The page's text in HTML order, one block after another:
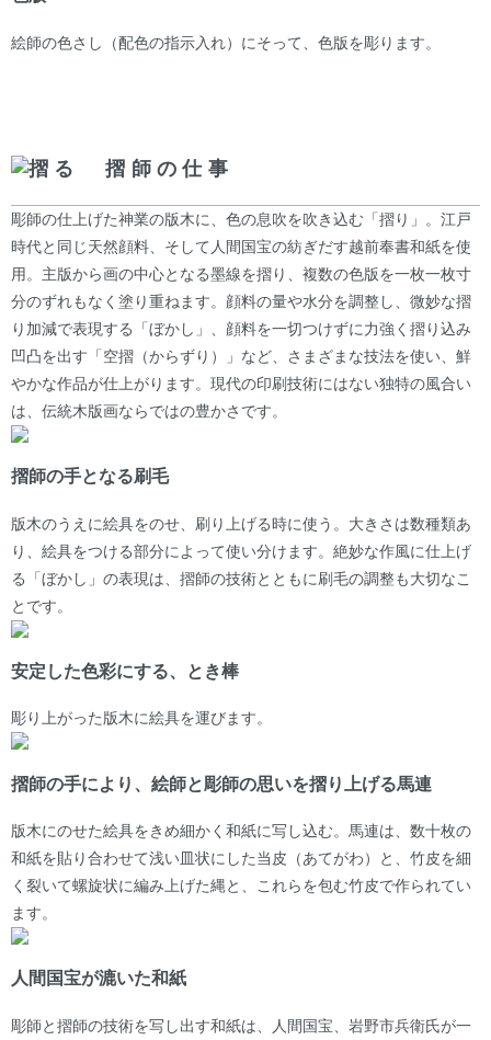
絵師の色さし（配色の指示入れ）にそって、色版を彫ります。
摺る 摺師の仕事
彫師の仕上げた神業の版木に、色の息吹を吹き込む「摺り」。江戸
時代と同じ天然顔料、そして人間国宝の紡ぎだす越前奉書和紙を使
用。主版から画の中心となる墨線を摺り、複数の色版を一枚一枚寸
分のずれもなく塗り重ねます。顔料の量や水分を調整し、微妙な摺
り加減で表現する「ぼかし」、顔料を一切つけずに力強く摺り込み
凹凸を出す「空摺（からずり）」など、さまざまな技法を使い、鮮
やかな作品が仕上がります。現代の印刷技術にはない独特の風合い
は、伝統木版画ならではの豊かさです。
摺師の手となる刷毛
版木のうえに絵具をのせ、刷り上げる時に使う。大きさは数種類あ
り、絵具をつける部分によって使い分けます。絶妙な作風に仕上げ
る「ぼかし」の表現は、摺師の技術とともに刷毛の調整も大切なこ
とです。
安定した色彩にする、とき棒
彫り上がった版木に絵具を運びます。
摺師の手により、絵師と彫師の思いを摺り上げる馬連
版木にのせた絵具をきめ細かく和紙に写し込む。馬連は、数十枚の
和紙を貼り合わせて浅い皿状にした当皮（あてがわ）と、竹皮を細
く裂いて螺旋状に編み上げた縄と、これらを包む竹皮で作られてい
ます。
人間国宝が漉いた和紙
彫師と摺師の技術を写し出す和紙は、人間国宝、岩野市兵衛氏が一